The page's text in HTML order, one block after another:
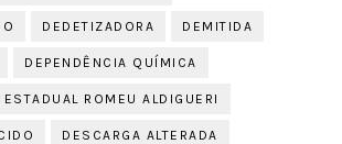
DEDETIZADORA DEMITIDA
DEPENDÊNCIA QUÍMICA
ESTADUAL ROMEU ALDIGUERI
DESCARGA ALTERADA